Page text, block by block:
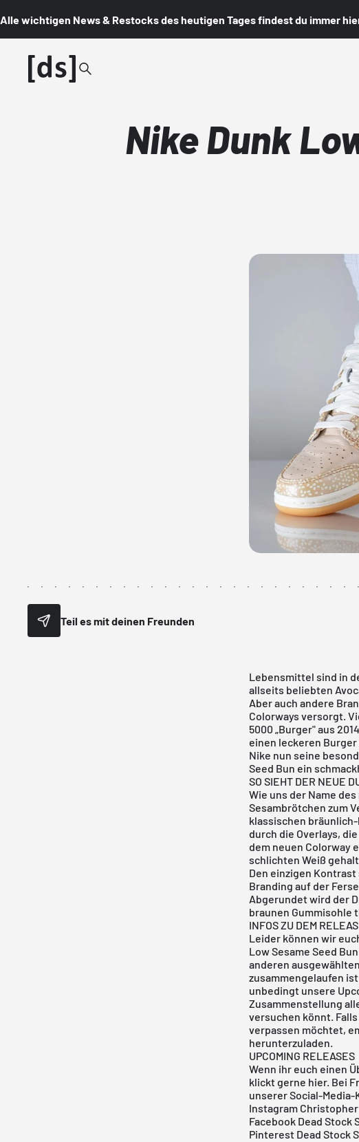
Alle wichtigen News & Restocks des heutigen Tages findest du immer hier!
Nike Dunk
Teil es mit deinen Freunden
Lebensmittel sind in
allseits beliebten
Aber auch andere
Colorways versorgt.
5000 „Burger"aus
einen leckeren
Nike nun seine
Seed Bun ein
SO SIEHT DER NEUE
Wie uns der Name
Sesambrötchen zum
klassischen
durch die Overlays,
dem neuen Colorway
schlichten Weiß
Den einzigen
Branding auf der
Abgerundet wird der
braunen Gummisohle
INFOS ZU DEM
Leider können wir
Low Sesame Seed
anderen
zusammengelaufen
unbedingt unsere
Zusammenstellung
versuchen könnt.
verpassen möchtet,
herunterzuladen.
UPCOMING RELEASES
Wenn ihr euch einen
klickt gerne hier. Bei
unserer Social-
Instagram Christopher
Facebook Dead Stock
Pinterest Dead Stock